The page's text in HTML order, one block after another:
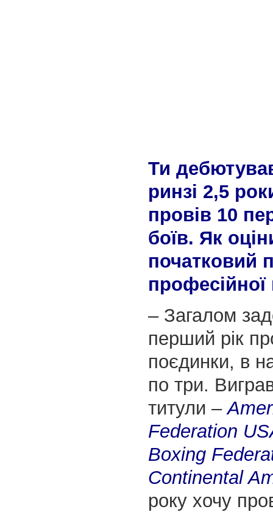
Ти
ринзі 2,5
провів 10
боїв. Як
початковий
професійної
– Загалом
перший рік
поєдинки, в
по три.
титули –
Federation
Boxing
Continental
року хочу